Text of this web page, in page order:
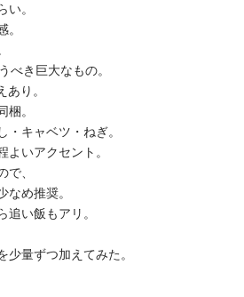
い。
。
べき巨大なもの。
り。
梱。
・キャベツ・ねぎ。
よいアクセント。
で、
なめ推奨。
追い飯もアリ。
少量ずつ加えてみた。